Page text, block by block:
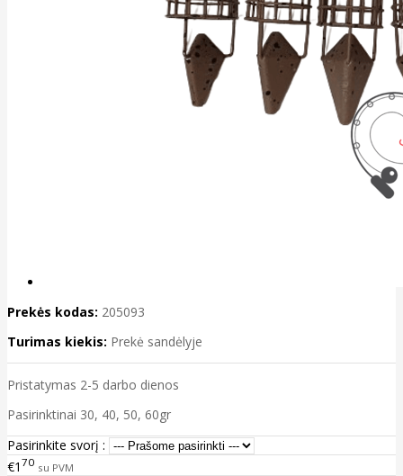
Prekės kodas: 205093
Turimas kiekis: Prekė sandėlyje
Pristatymas 2-5 darbo dienos
Pasirinktinai 30, 40, 50, 60gr
Pasirinkite svorį :
€1 70 su PVM